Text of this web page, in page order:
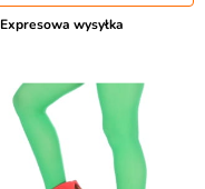
Expresowa wysyłka